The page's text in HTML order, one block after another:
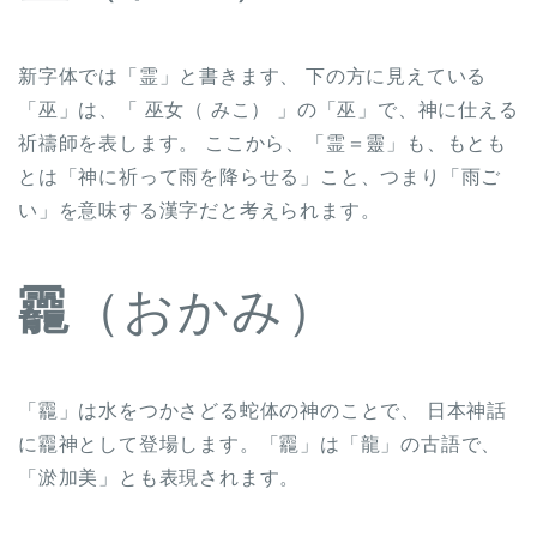
新字体では「霊」と書きます、 下の方に見えている
「巫」は、「 巫女（ みこ） 」の「巫」で、神に仕える
祈禱師を表します。 ここから、「霊＝靈」も、もとも
とは「神に祈って雨を降らせる」こと、つまり「雨ご
い」を意味する漢字だと考えられます。
龗 （おかみ）
「龗」は水をつかさどる蛇体の神のことで、 日本神話
に龗神として登場します。「龗」は「龍」の古語で、
「淤加美」とも表現されます。